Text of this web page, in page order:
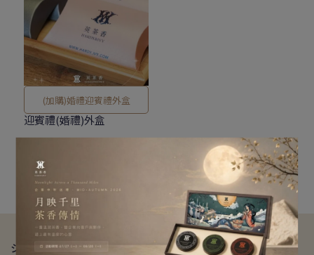
(加購)婚禮迎賓禮外盒
迎賓禮(婚禮)外盒
ショップ情報